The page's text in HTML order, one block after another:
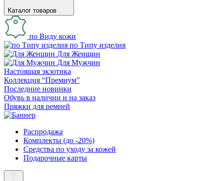
Каталог товаров
по Виду кожи
по Типу изделия
Для Женщин
Для Мужчин
Настоящая экзотика
Коллекция “Премиум”
Последние новинки
Обувь в наличии и на заказ
Пряжки для ремней
Распродажа
Комплекты (до -20%)
Средства по уходу за кожей
Подарочные карты